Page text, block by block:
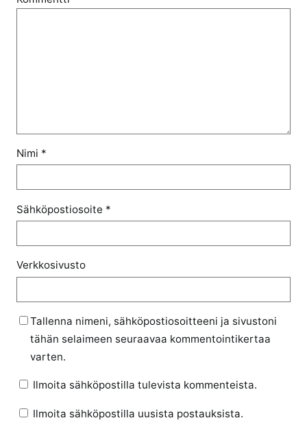
Nimi *
Sähköpostiosoite *
Verkkosivusto
Tallenna nimeni, sähköpostiosoitteeni ja sivustoni
tähän selaimeen seuraavaa kommentointikertaa
varten.
Ilmoita sähköpostilla tulevista kommenteista.
Ilmoita sähköpostilla uusista postauksista.